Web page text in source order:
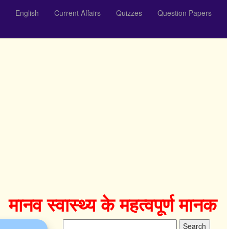
English Current Affairs Quizzes Question Papers
मानव स्वास्थ्य के महत्वपूर्ण मानक